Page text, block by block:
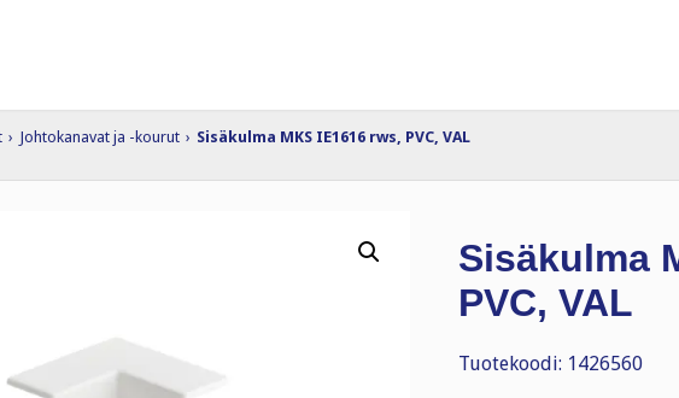
› Johtokanavat ja -kourut › Sisäkulma MKS IE1616 rws, PVC, VAL
Sisäkulma
PVC, VAL
Tuotekoodi: 1426560